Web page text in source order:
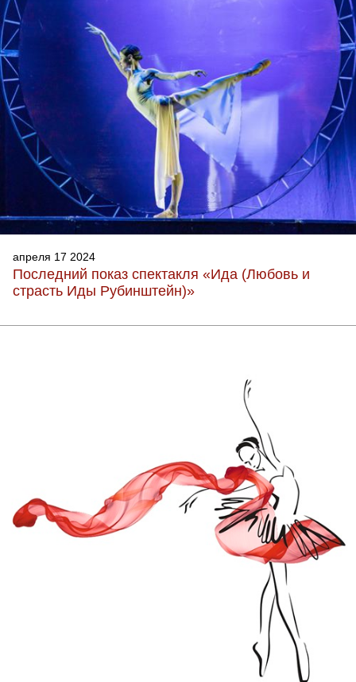
апреля 17 2024
Последний показ спектакля «Ида (Любовь и
страсть Иды Рубинштейн)»